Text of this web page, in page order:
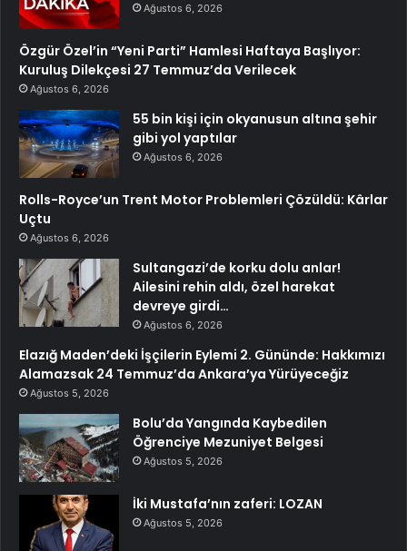
Ağustos 6, 2026
Özgür Özel’in “Yeni Parti” Hamlesi Haftaya Başlıyor:
Kuruluş Dilekçesi 27 Temmuz’da Verilecek
Ağustos 6, 2026
55 bin kişi için okyanusun altına şehir
gibi yol yaptılar
Ağustos 6, 2026
Rolls-Royce’un Trent Motor Problemleri Çözüldü: Kârlar
Uçtu
Ağustos 6, 2026
Sultangazi’de korku dolu anlar!
Ailesini rehin aldı, özel harekat
devreye girdi…
Ağustos 6, 2026
Elazığ Maden’deki İşçilerin Eylemi 2. Gününde: Hakkımızı
Alamazsak 24 Temmuz’da Ankara’ya Yürüyeceğiz
Ağustos 5, 2026
Bolu’da Yangında Kaybedilen
Öğrenciye Mezuniyet Belgesi
Ağustos 5, 2026
İki Mustafa’nın zaferi: LOZAN
Ağustos 5, 2026